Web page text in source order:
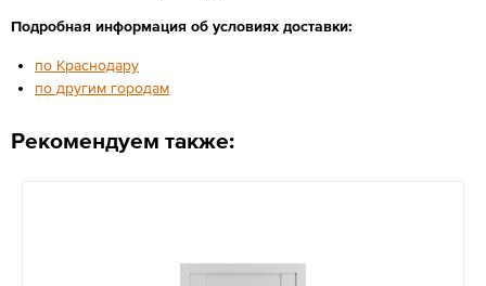
Подробная информация об условиях доставки:
по Краснодару
по другим городам
Рекомендуем также: